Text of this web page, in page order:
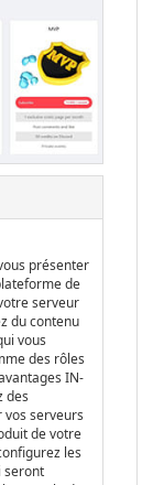
présenter
de
serveur
du contenu
vous
des rôles
IN-
des
vos serveurs
de votre
les
seront